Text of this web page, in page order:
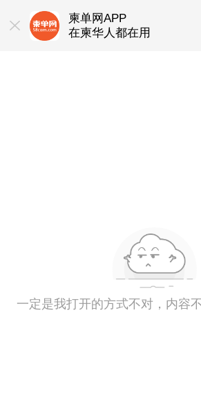
柬单网APP
在柬华人都在用
一定是我打开的方式不对，内容